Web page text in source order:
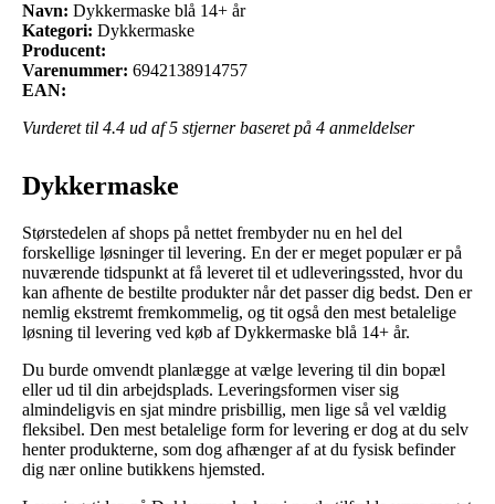
Navn: Dykkermaske blå 14+ år
Kategori: Dykkermaske
Producent:
Varenummer: 6942138914757
EAN:
Vurderet til 4.4 ud af 5 stjerner baseret på 4 anmeldelser
Dykkermaske
Størstedelen af shops på nettet frembyder nu en hel del
forskellige løsninger til levering. En der er meget populær er på
nuværende tidspunkt at få leveret til et udleveringssted, hvor du
kan afhente de bestilte produkter når det passer dig bedst. Den er
nemlig ekstremt fremkommelig, og tit også den mest betalelige
løsning til levering ved køb af Dykkermaske blå 14+ år.
Du burde omvendt planlægge at vælge levering til din bopæl
eller ud til din arbejdsplads. Leveringsformen viser sig
almindeligvis en sjat mindre prisbillig, men lige så vel vældig
fleksibel. Den mest betalelige form for levering er dog at du selv
henter produkterne, som dog afhænger af at du fysisk befinder
dig nær online butikkens hjemsted.